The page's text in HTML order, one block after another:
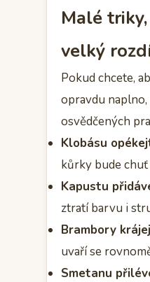
Malé
velký
Pokud chcete,
opravdu
osvědčených
Klobásu
kůrky bude chuť
Kapustu
ztratí barvu i
Brambory
uvaří se
Smetanu